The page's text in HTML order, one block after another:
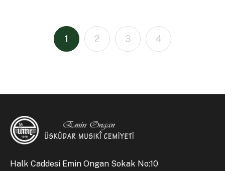
1 2 3 4
Halk Caddesi Emin Ongan Sokak No:10